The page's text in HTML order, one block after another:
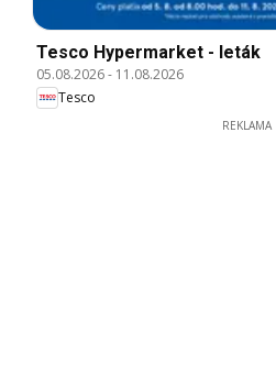
Tesco Hypermarket - leták
05.08.2026- 11.08.2026
Tesco
REKLAMA